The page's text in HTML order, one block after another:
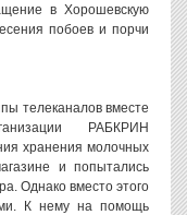
в Хорошевскую
побоев и порчи
телеканалов вместе
РАБКРИН
хранения молочных
и попытались
Однако вместо этого
К нему на помощь